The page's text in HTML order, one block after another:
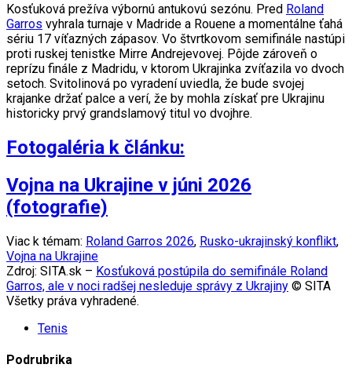
Kosťuková prežíva výbornú antukovú sezónu. Pred Roland
Garros vyhrala turnaje v Madride a Rouene a momentálne ťahá
sériu 17 víťazných zápasov. Vo štvrtkovom semifinále nastúpi
proti ruskej tenistke Mirre Andrejevovej. Pôjde zároveň o
reprízu finále z Madridu, v ktorom Ukrajinka zvíťazila vo dvoch
setoch. Svitolinová po vyradení uviedla, že bude svojej
krajanke držať palce a verí, že by mohla získať pre Ukrajinu
historicky prvý grandslamový titul vo dvojhre.
Fotogaléria k článku:
Vojna na Ukrajine v júni 2026
(fotografie)
Viac k témam: Roland Garros 2026, Rusko-ukrajinský konflikt,
Vojna na Ukrajine
Zdroj: SITA.sk – Kosťuková postúpila do semifinále Roland
Garros, ale v noci radšej nesleduje správy z Ukrajiny © SITA
Všetky práva vyhradené.
Tenis
Podrubrika